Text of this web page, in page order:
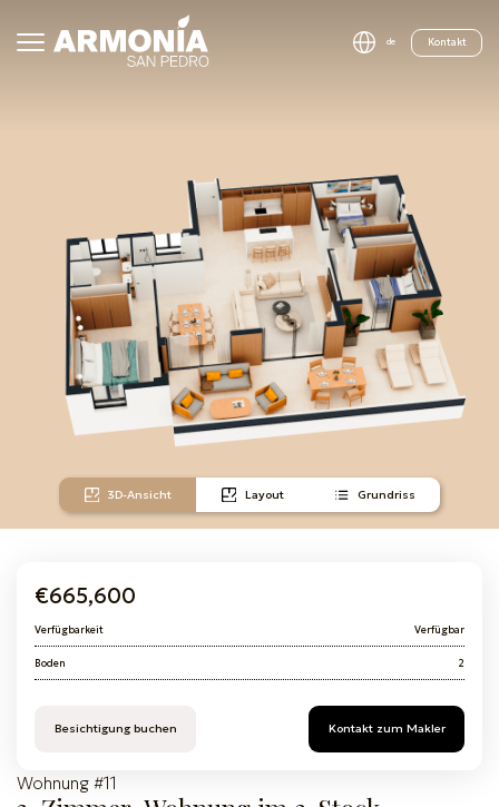
de Kontakt
3D-Ansicht Layout Grundriss
Wohnung #11
€665,600
Verfügbarkeit Verfügbar
Boden 2
Besichtigung buchen Kontakt zum Makler